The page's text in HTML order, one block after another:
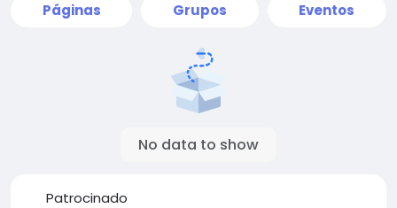
Páginas Grupos Eventos
No data to show
Patrocinado